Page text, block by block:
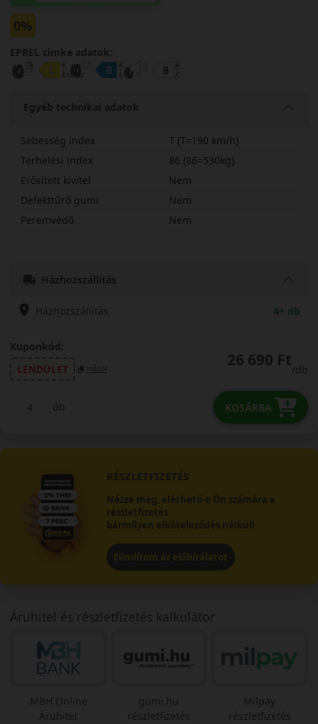
0%
EPREL cimke adatok:
Egyéb technikai adatok
Sebesség index
T (T=190 km/h)
Terhelési index
86 (86=530kg)
Erősített kivitel
Nem
Defekttűrő gumi
Nem
Peremvédő
Nem
Házhozszállítás
Házhozszállítás 4+ db
Kuponkód:
LENDÜLET
másol 26 690 Ft
/db
db KOSÁRBA
RÉSZLETFIZETÉS
Nézze meg, elérhető-e Ön számára a
részletfizetés
bármilyen elköteleződés nélkül!
Elindítom az előbírálatot
Áruhitel és részletfizetés kalkulátor
MBH Online
Áruhitel
gumi.hu
részletfizetés
Milpay
részletfizetés